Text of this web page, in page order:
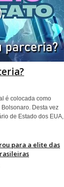
é colocada como
Desta vez
de Estado dos EUA,
para a elite das